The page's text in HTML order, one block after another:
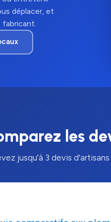
déplacer, et
fabricant.
les
jusqu'à 3 devis